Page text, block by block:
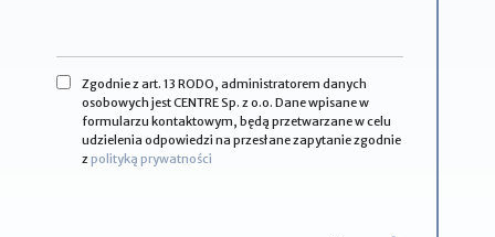
Zgodnie z art. 13 RODO, administratorem danych
osobowych jest CENTRE Sp. z o.o. Dane wpisane w
formularzu kontaktowym, będą przetwarzane w celu
udzielenia odpowiedzi na przesłane zapytanie zgodnie
zpolityką prywatności